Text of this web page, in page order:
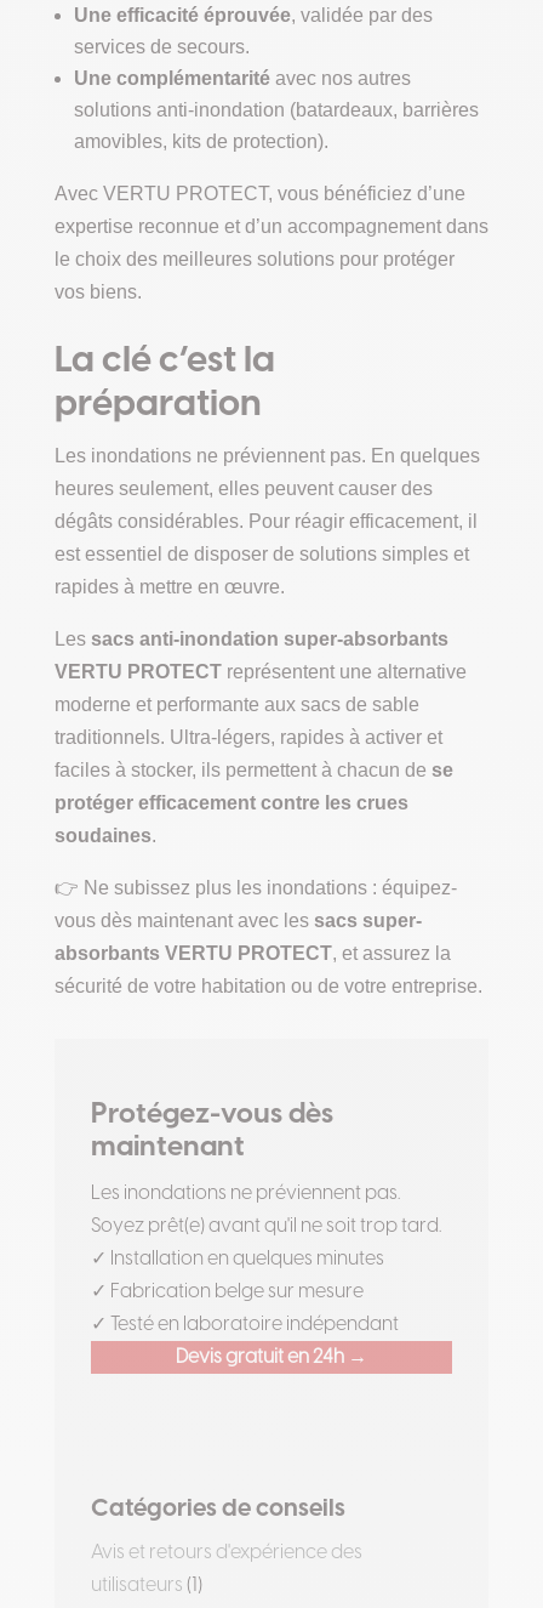
Une efficacité éprouvée, validée par des
services de secours.
Une complémentaritéavec nos autres
solutions anti-inondation (batardeaux, barrières
amovibles, kits de protection).
Avec VERTU PROTECT, vous bénéficiez d’une
expertise reconnue et d’un accompagnement dans
le choix des meilleures solutions pour protéger
vos biens.
La clé c’est la
préparation
Les inondations ne préviennent pas. En quelques
heures seulement, elles peuvent causer des
dégâts considérables. Pour réagir efficacement, il
est essentiel de disposer de solutions simples et
rapides à mettre en œuvre.
Les sacs anti-inondation super-absorbants
VERTU PROTECTreprésentent une alternative
moderne et performante aux sacs de sable
traditionnels. Ultra-légers, rapides à activer et
faciles à stocker, ils permettent à chacun de se
protéger efficacement contre les crues
soudaines.
👉 Ne subissez plus les inondations : équipez-
vous dès maintenant avec les sacs super-
absorbants VERTU PROTECT, et assurez la
sécurité de votre habitation ou de votre entreprise.
Protégez-vous dès
maintenant
Les inondations ne préviennent pas.
Soyez prêt(e) avant qu'il ne soit trop tard.
✓ Installation en quelques minutes
✓ Fabrication belge sur mesure
✓ Testé en laboratoire indépendant
Devis gratuit en 24h →
Catégories de conseils
Avis et retours d'expérience des
utilisateurs (1)